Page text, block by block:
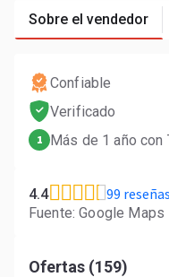
Sobre el vendedor
Confiable
Verificado
1 Más de 1 año con
4.4 99 reseñas
Fuente: Google Maps
Ofertas (159)